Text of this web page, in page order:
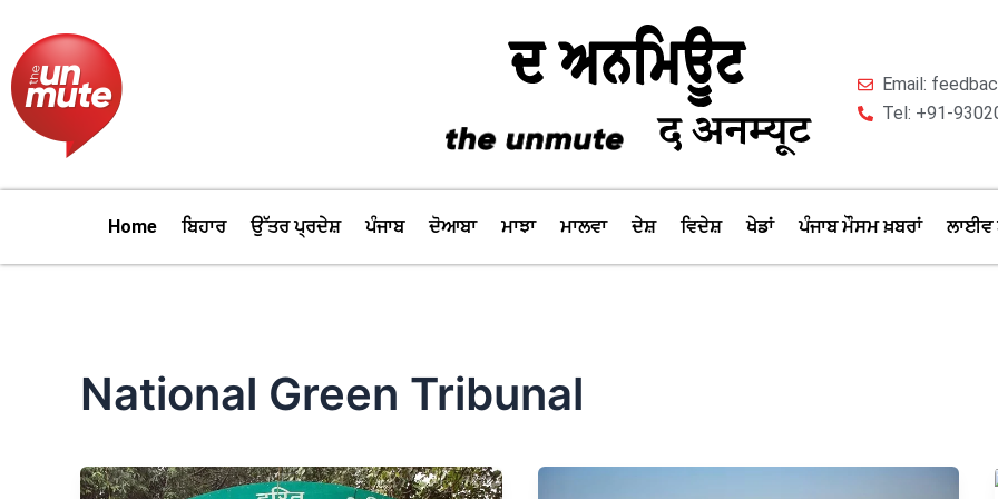
content
Email:
Tel: +91-
Home ਬਿਹਾਰ ਉੱਤਰ ਪ੍ਰਦੇਸ਼ ਪੰਜਾਬ ਦੋਆਬਾ ਮਾਝਾ ਮਾਲਵਾ ਦੇਸ਼ ਵਿਦੇਸ਼ ਖੇਡਾਂ ਪੰਜਾਬ ਮੌਸਮ ਖ਼ਬਰਾਂ ਲਾਈਵ
National Green Tribunal